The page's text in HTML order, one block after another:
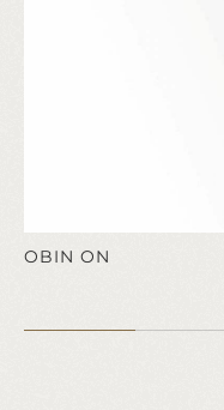
OBIN ON